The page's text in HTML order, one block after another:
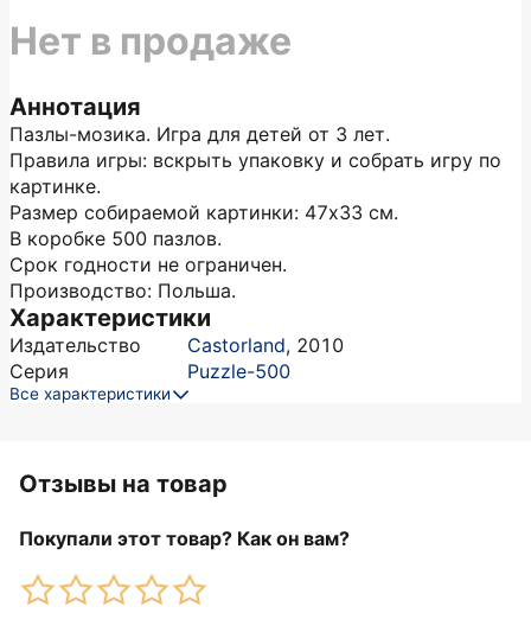
Аннотация
Пазлы-мозика. Игра для детей от 3 лет.
Правила игры: вскрыть упаковку и собрать игру по
картинке.
Размер собираемой картинки: 47х33 см.
В коробке 500 пазлов.
Срок годности не ограничен.
Производство: Польша.
Характеристики
Издательство Castorland, 2010
Серия
Puzzle-500
Все характеристики
Нет в продаже
Отзывы на товар
Покупали этот товар? Как он вам?